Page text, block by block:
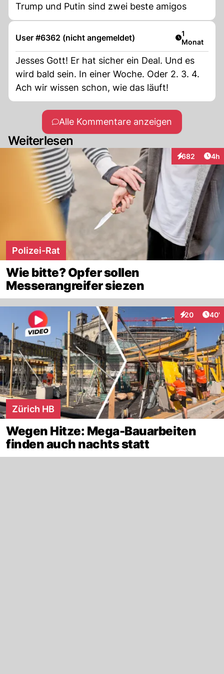
Trump und Putin sind zwei beste amigos
User #6362 (nicht angemeldet) Artikel
1
Monat
Jesses Gott! Er hat sicher ein Deal. Und es
wird bald sein. In einer Woche. Oder 2. 3. 4.
Ach wir wissen schon, wie das läuft!
Alle Kommentare anzeigen
Weiterlesen
682
Interaktionen
4h
Polizei-Rat
Wie bitte? Opfer sollen
Messerangreifer siezen
20
Interaktionen
40'
Zürich HB
Wegen Hitze: Mega-Bauarbeiten
finden auch nachts statt